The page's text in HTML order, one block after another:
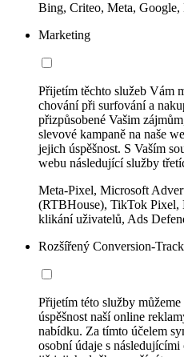
Bing, Criteo, Meta,
Marketing
Přijetím těchto služeb Vám
chování při surfování a
přizpůsobené Vašim
slevové kampaně na naše
jejich úspěšnost. S Vaším
webu následující služby
Meta-Pixel, Microsoft
(RTBHouse), TikTok Pixel,
klikání uživatelů, Ads
Rozšířený Conversion-
Přijetím této služby
úspěšnost naší online
nabídku. Za tímto účelem
osobní údaje s